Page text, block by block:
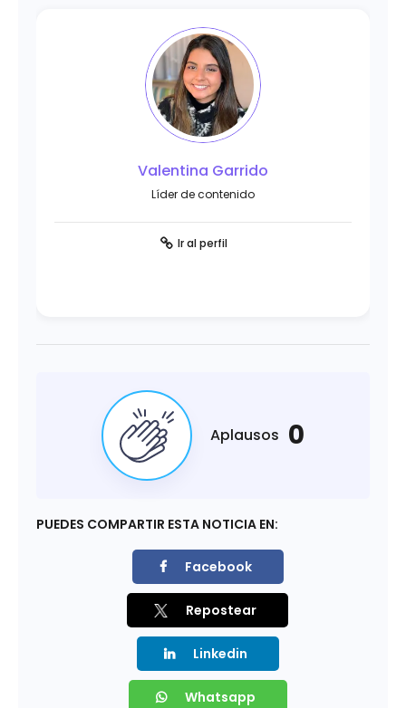
Valentina Garrido
Líder de contenido
Ir al perfil
Aplausos 0
PUEDES COMPARTIR ESTA NOTICIA EN:
Facebook
Repostear
Linkedin
Whatsapp